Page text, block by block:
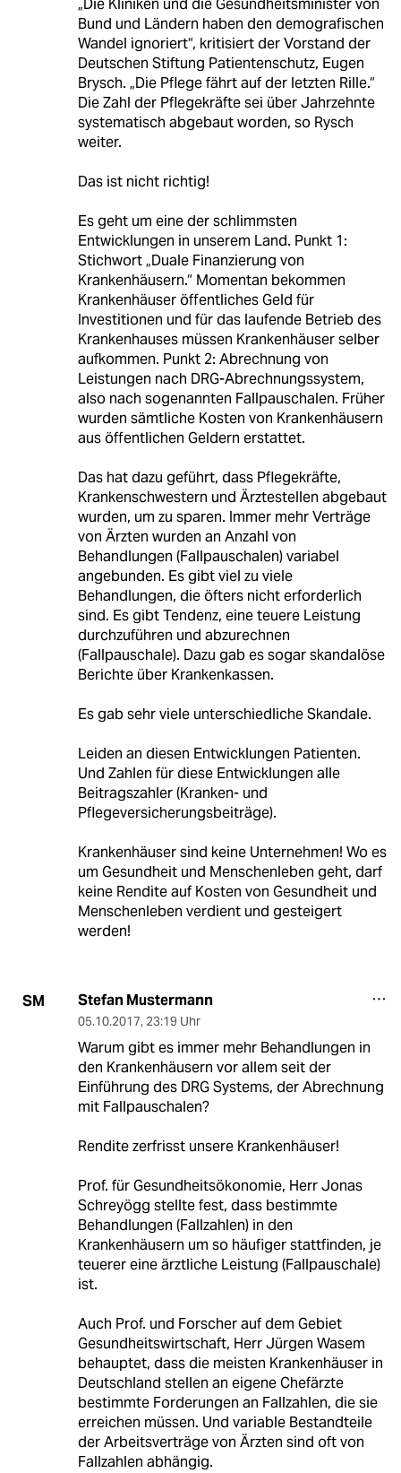
„Die Kliniken und die Gesundheitsminister von
Bund und Ländern haben den demografischen
Wandel ignoriert“, kritisiert der Vorstand der
Deutschen Stiftung Patientenschutz, Eugen
Brysch. „Die Pflege fährt auf der letzten Rille.“
Die Zahl der Pflegekräfte sei über Jahrzehnte
systematisch abgebaut worden, so Rysch
weiter.
Das ist nicht richtig!
Es geht um eine der schlimmsten
Entwicklungen in unserem Land. Punkt 1:
Stichwort „Duale Finanzierung von
Krankenhäusern.“ Momentan bekommen
Krankenhäuser öffentliches Geld für
Investitionen und für das laufende Betrieb des
Krankenhauses müssen Krankenhäuser selber
aufkommen. Punkt 2: Abrechnung von
Leistungen nach DRG-Abrechnungssystem,
also nach sogenannten Fallpauschalen. Früher
wurden sämtliche Kosten von Krankenhäusern
aus öffentlichen Geldern erstattet.
Das hat dazu geführt, dass Pflegekräfte,
Krankenschwestern und Ärztestellen abgebaut
wurden, um zu sparen. Immer mehr Verträge
von Ärzten wurden an Anzahl von
Behandlungen (Fallpauschalen) variabel
angebunden. Es gibt viel zu viele
Behandlungen, die öfters nicht erforderlich
sind. Es gibt Tendenz, eine teuere Leistung
durchzuführen und abzurechnen
(Fallpauschale). Dazu gab es sogar skandalöse
Berichte über Krankenkassen.
Es gab sehr viele unterschiedliche Skandale.
Leiden an diesen Entwicklungen Patienten.
Und Zahlen für diese Entwicklungen alle
Beitragszahler (Kranken- und
Pflegeversicherungsbeiträge).
Krankenhäuser sind keine Unternehmen! Wo es
um Gesundheit und Menschenleben geht, darf
keine Rendite auf Kosten von Gesundheit und
Menschenleben verdient und gesteigert
werden!
SM Stefan Mustermann
05.10.2017, 23:19 Uhr
Warum gibt es immer mehr Behandlungen in
den Krankenhäusern vor allem seit der
Einführung des DRG Systems, der Abrechnung
mit Fallpauschalen?
Rendite zerfrisst unsere Krankenhäuser!
Prof. für Gesundheitsökonomie, Herr Jonas
Schreyögg stellte fest, dass bestimmte
Behandlungen (Fallzahlen) in den
Krankenhäusern um so häufiger stattfinden, je
teuerer eine ärztliche Leistung (Fallpauschale)
ist.
Auch Prof. und Forscher auf dem Gebiet
Gesundheitswirtschaft, Herr Jürgen Wasem
behauptet, dass die meisten Krankenhäuser in
Deutschland stellen an eigene Chefärzte
bestimmte Forderungen an Fallzahlen, die sie
erreichen müssen. Und variable Bestandteile
der Arbeitsverträge von Ärzten sind oft von
Fallzahlen abhängig.